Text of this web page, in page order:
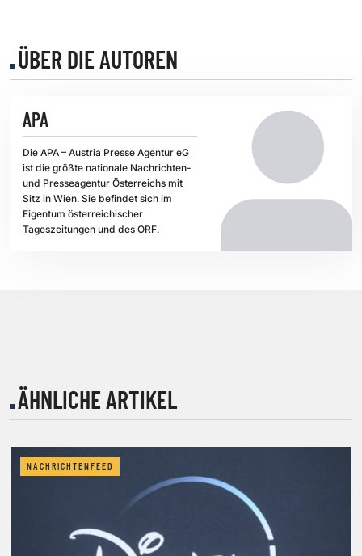
ÜBER DIE AUTOREN
APA
Die APA – Austria Presse Agentur eG
ist die größte nationale Nachrichten-
und Presseagentur Österreichs mit
Sitz in Wien. Sie befindet sich im
Eigentum österreichischer
Tageszeitungen und des ORF.
ÄHNLICHE ARTIKEL
NACHRICHTENFEED